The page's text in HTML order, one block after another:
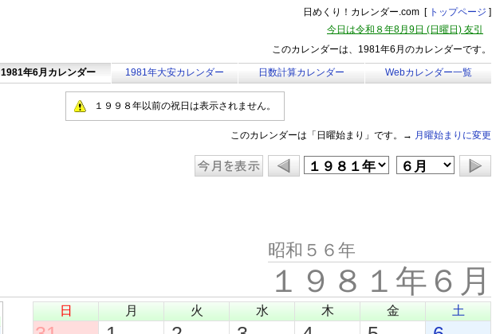
日めくり！カレンダー.com [ トップページ ]
今日は令和８年8月9日 (日曜日) 友引
このカレンダーは、1981年6月のカレンダーです。
1981年6月カレンダー 1981年大安カレンダー 日数計算カレンダー Webカレンダー一覧
１９９８年以前の祝日は表示されません。
このカレンダーは「日曜始まり」です。→ 月曜始まりに変更
昭和５６年
１９８１年６月
日 月 火 水 木 金 土